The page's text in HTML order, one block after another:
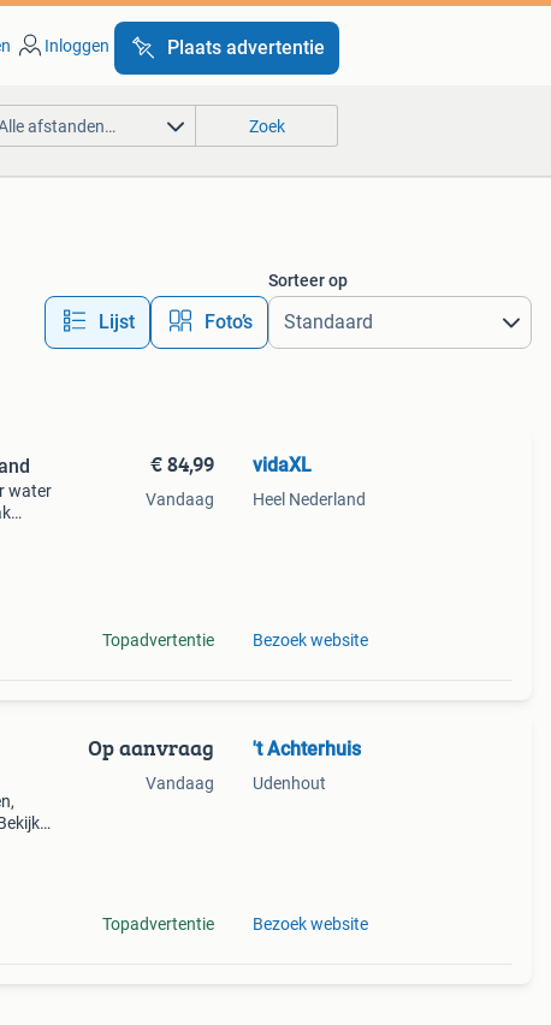
Inloggen Plaats advertentie
afstanden… Zoek
Lijst Foto’s
Sorteer op
water
€ 84,99
Vandaag
Topadvertentie
vidaXL
Heel Nederland
Bezoek website
Op aanvraag
Vandaag
Topadvertentie
't Achterhuis
Udenhout
Bezoek website